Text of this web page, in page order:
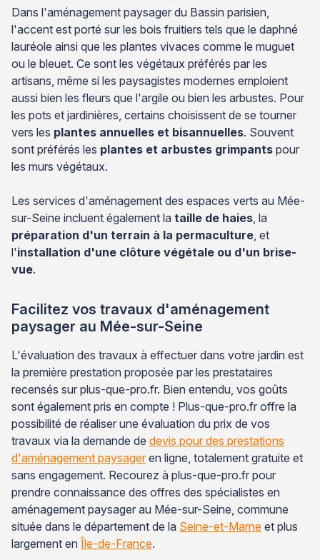
Dans l'aménagement paysager du Bassin parisien,
l'accent est porté sur les bois fruitiers tels que le daphné
lauréole ainsi que les plantes vivaces comme le muguet
ou le bleuet. Ce sont les végétaux préférés par les
artisans, même si les paysagistes modernes emploient
aussi bien les fleurs que l'argile ou bien les arbustes. Pour
les pots et jardinières, certains choisissent de se tourner
vers les plantes annuelles et bisannuelles. Souvent
sont préférés les plantes et arbustes grimpants pour
les murs végétaux.
Les services d'aménagement des espaces verts au Mée-
sur-Seine incluent également la taille de haies , la
préparation d'un terrain à la permaculture , et
l'installation d'une clôture végétale ou d'un brise-
vue.
Facilitez vos travaux d'aménagement
paysager au Mée-sur-Seine
L'évaluation des travaux à effectuer dans votre jardin est
la première prestation proposée par les prestataires
recensés sur plus-que-pro.fr. Bien entendu, vos goûts
sont également pris en compte ! Plus-que-pro.fr offre la
possibilité de réaliser une évaluation du prix de vos
travaux via la demande de devis pour des prestations
d'aménagement paysager en ligne, totalement gratuite et
sans engagement. Recourez à plus-que-pro.fr pour
prendre connaissance des offres des spécialistes en
aménagement paysager au Mée-sur-Seine, commune
située dans le département de la Seine-et-Marne et plus
largement en Île-de-France.